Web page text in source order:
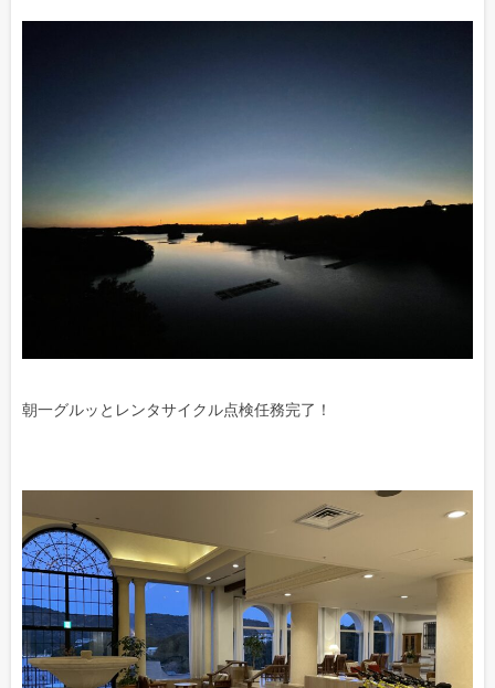
朝一グルッとレンタサイクル点検任務完了！